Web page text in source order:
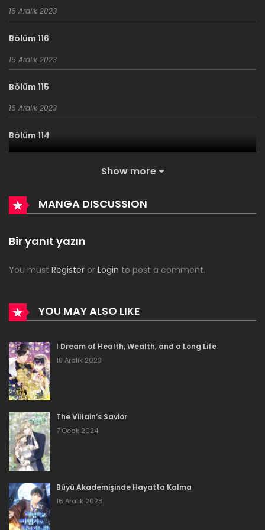
16 Aralık 2023
Bölüm 116
16 Aralık 2023
Bölüm 115
16 Aralık 2023
Bölüm 114
16 Aralık 2023
16 Aralık 2023
16 Aralık 2023
Bölüm 109
16 Aralık 2023
Bölüm 108
16 Aralık 2023
16 Aralık 2023
Bölüm 106
Show more
MANGA DISCUSSION
Bir yanıt yazın
You must Register or Login to post a comment.
YOU MAY ALSO LIKE
I Dream of Health, Wealth, and a Long Life
18 Aralık 2023
The Villain’s Savior
7 Ocak 2024
Büyü Akademişinde Hayatta Kalma
16 Aralık 2023